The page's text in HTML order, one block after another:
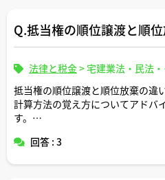
Q.抵当権の順位譲渡と順
法律と税金>宅建業法・民法
抵当権の順位譲渡と順位放棄の違
計算方法の覚え方についてアドバ
す。
宅建の模試でいつも間違えてしま
回答 : 3